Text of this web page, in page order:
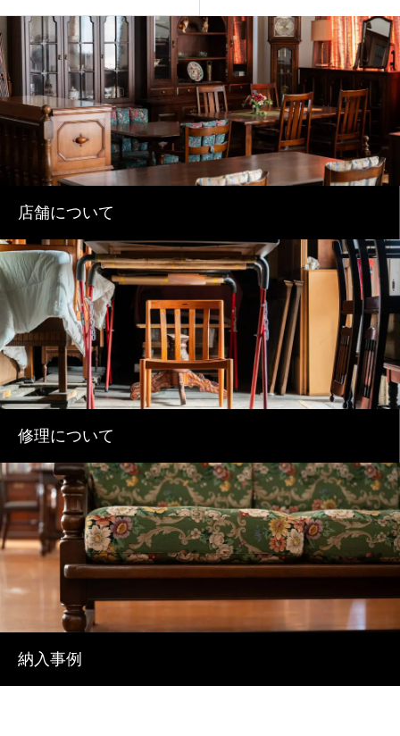
店舗について
修理について
納入事例